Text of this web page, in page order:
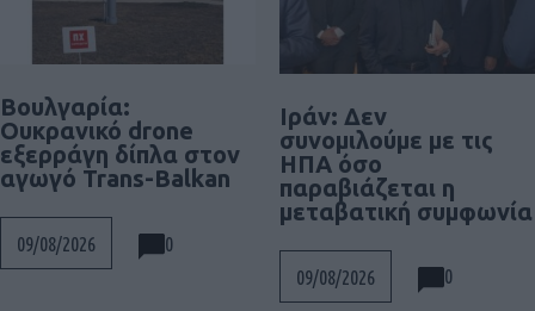
Βουλγαρία:
Ουκρανικό drone
εξερράγη δίπλα στον
αγωγό Trans-Balkan
09/08/2026 0
Ιράν: Δεν
συνομιλούμε με τις
ΗΠΑ όσο
παραβιάζεται η
μεταβατική συμφωνία
09/08/2026 0